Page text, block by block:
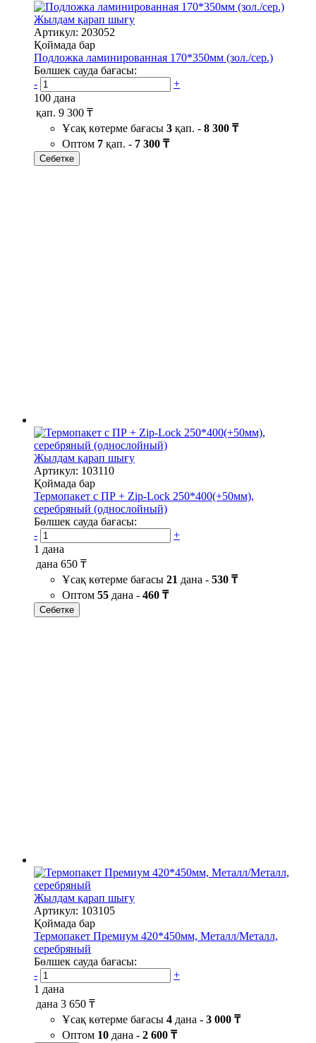
Жылдам қарап шығу
Артикул: 203052
Қоймада бар
Подложка ламинированная 170*350мм (зол./сер.)
Бөлшек сауда бағасы:
-
+
100 дана
қап. 9 300 ₸
Ұсақ көтерме бағасы 3 қап. - 8 300 ₸
Оптом 7 қап. - 7 300 ₸
Себетке
Жылдам қарап шығу
Артикул: 103110
Қоймада бар
Термопакет с ПР + Zip-Lock 250*400(+50мм),
серебряный (однослойный)
Бөлшек сауда бағасы:
-
+
1 дана
дана 650 ₸
Ұсақ көтерме бағасы 21 дана - 530 ₸
Оптом 55 дана - 460 ₸
Себетке
Жылдам қарап шығу
Артикул: 103105
Қоймада бар
Термопакет Премиум 420*450мм, Металл/Металл,
серебряный
Бөлшек сауда бағасы:
-
+
1 дана
дана 3 650 ₸
Ұсақ көтерме бағасы 4 дана - 3 000 ₸
Оптом 10 дана - 2 600 ₸